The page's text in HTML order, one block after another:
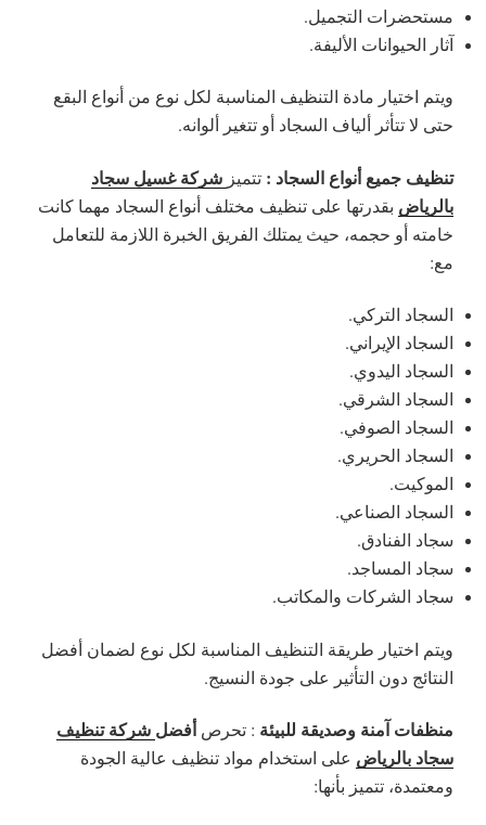
مستحضرات التجميل.
آثار الحيوانات الأليفة.
ويتم اختيار مادة التنظيف المناسبة لكل نوع من أنواع البقع
حتى لا تتأثر ألياف السجاد أو تتغير ألوانه.
تنظيف جميع أنواع السجاد : تتميز شركة غسيل سجاد
بالرياض بقدرتها على تنظيف مختلف أنواع السجاد مهما كانت
خامته أو حجمه، حيث يمتلك الفريق الخبرة اللازمة للتعامل
مع:
السجاد التركي.
السجاد الإيراني.
السجاد اليدوي.
السجاد الشرقي.
السجاد الصوفي.
السجاد الحريري.
الموكيت.
السجاد الصناعي.
سجاد الفنادق.
سجاد المساجد.
سجاد الشركات والمكاتب.
ويتم اختيار طريقة التنظيف المناسبة لكل نوع لضمان أفضل
النتائج دون التأثير على جودة النسيج.
منظفات آمنة وصديقة للبيئة : تحرصأفضل شركة تنظيف
سجاد بالرياض على استخدام مواد تنظيف عالية الجودة
ومعتمدة، تتميز بأنها: